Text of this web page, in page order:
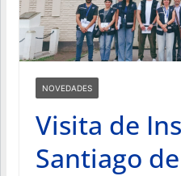
NOVEDADES
Visita de
Santiago